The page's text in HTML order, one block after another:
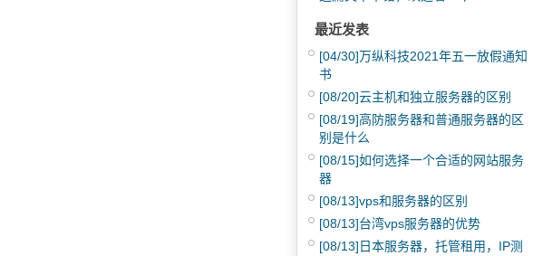
最近发表
[04/30]万纵科技2021年五一放假通知
书
[08/20]云主机和独立服务器的区别
[08/19]高防服务器和普通服务器的区
别是什么
[08/15]如何选择一个合适的网站服务
器
[08/13]vps和服务器的区别
[08/13]台湾vps服务器的优势
[08/13] 日本服务器，托管租用，IP测